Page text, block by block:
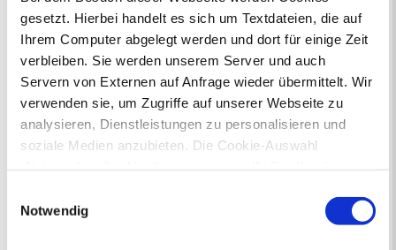
gesetzt. Hierbei handelt es sich um Textdateien, die auf
Ihrem Computer abgelegt werden und dort für einige Zeit
verbleiben. Sie werden unserem Server und auch
Servern von Externen auf Anfrage wieder übermittelt. Wir
verwenden sie, um Zugriffe auf unserer Webseite zu
analysieren, Dienstleistungen zu personalisieren und
soziale Medien anzubieten. Die Cookie-Auswahl
Drittländern (USA) mit unzureichendem
Datenschutzniveau verarbeiten. Es besteht die Gefahr,
Notwendig
Ausländerangelegenheiten
Beurkundung Vaterschaft, Sorge
und Unterhalt